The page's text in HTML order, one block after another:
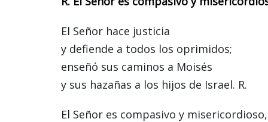
El Señor hace justicia
y defiende a todos los oprimidos;
enseñó sus caminos a Moisés
y sus hazañas a los hijos de Israel. R.
El Señor es compasivo y misericordioso,